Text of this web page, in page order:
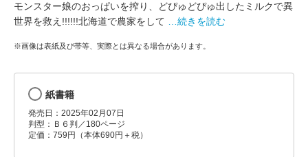
モンスター娘のおっぱいを搾り、どぴゅどぴゅ出したミルクで異
世界を救え!!!!!!北海道で農家をして
…続きを読む
※画像は表紙及び帯等、実際とは異なる場合があります。
紙書籍
発売日：2025年02月07日
判型：Ｂ６判／180ページ
定価：759円（本体690円＋税）